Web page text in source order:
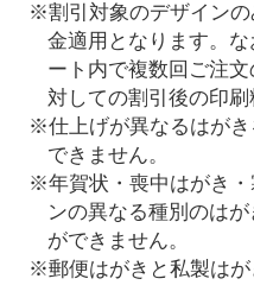
※割引対象のデザイン
金適用となります。
ート内で複数回ご注
対しての割引後の印刷
※仕上げが異なるはが
できません。
※年賀状・喪中はがき・
ンの異なる種別のは
ができません。
※郵便はがきと私製はが